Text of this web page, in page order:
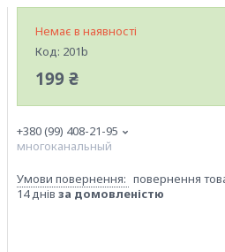
Немає в наявності
Код: 201b
199 ₴
+380 (99) 408-21-95
многоканальный
повернення
14 днів за домовленістю